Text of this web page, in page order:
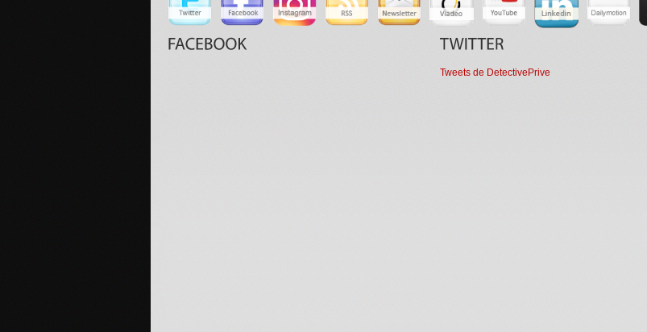
Tweets de DetectivePrive